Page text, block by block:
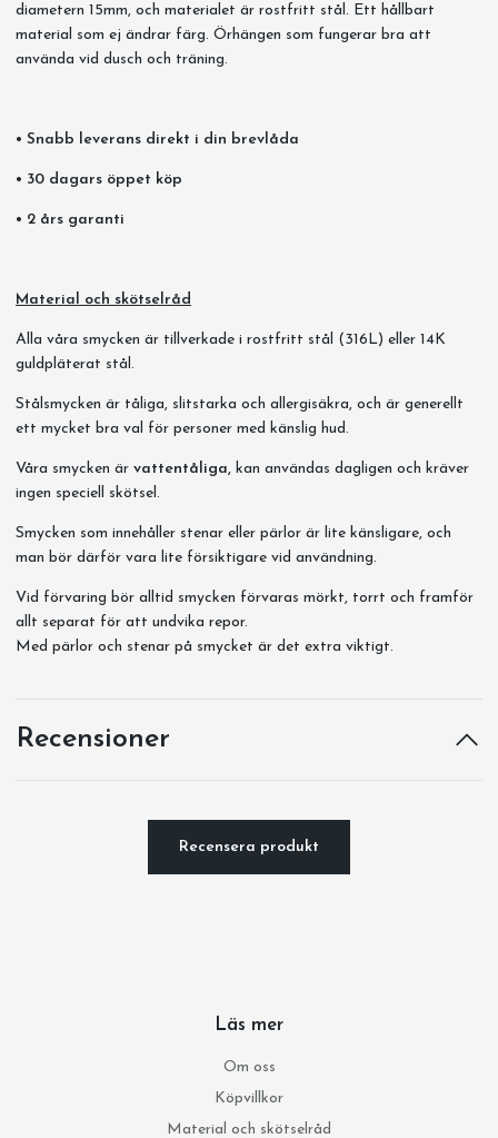
diametern 15mm, och materialet är rostfritt stål. Ett hållbart
material som ej ändrar färg. Örhängen som fungerar bra att
använda vid dusch och träning.
• Snabb leverans direkt i din brevlåda
• 30 dagars öppet köp
• 2 års garanti
Material och skötselråd
Alla våra smycken är tillverkade i rostfritt stål (316L) eller 14K
guldpläterat stål.
Stålsmycken är tåliga, slitstarka och allergisäkra, och är generellt
ett mycket bra val för personer med känslig hud.
Våra smycken är vattentåliga, kan användas dagligen och kräver
ingen speciell skötsel.
Smycken som innehåller stenar eller pärlor är lite känsligare, och
man bör därför vara lite försiktigare vid användning.
Vid förvaring bör alltid smycken förvaras mörkt, torrt och framför
allt separat för att undvika repor.
Med pärlor och stenar på smycket är det extra viktigt.
Recensioner
Recensera produkt
Läs mer
Om oss
Köpvillkor
Material och skötselråd